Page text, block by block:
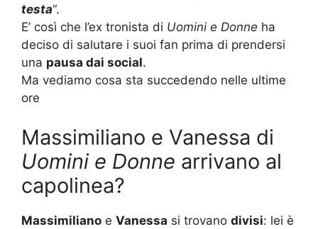
testa“.
E’ così che l’ex tronista di Uomini e Donne ha
deciso di salutare i suoi fan prima di prendersi
una pausa dai social.
Ma vediamo cosa sta succedendo nelle ultime
ore
Massimiliano e Vanessa di
Uomini e Donne arrivano al
capolinea?
Massimiliano e Vanessa si trovano divisi: lei è